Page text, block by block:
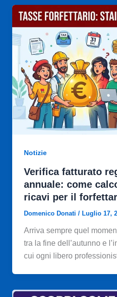
Notizie
Verifica fatturato
annuale: come
ricavi per il
Domenico Donati / Luglio 17,
Arriva sempre quel
tra la fine dell’autunno e
cui ogni libero